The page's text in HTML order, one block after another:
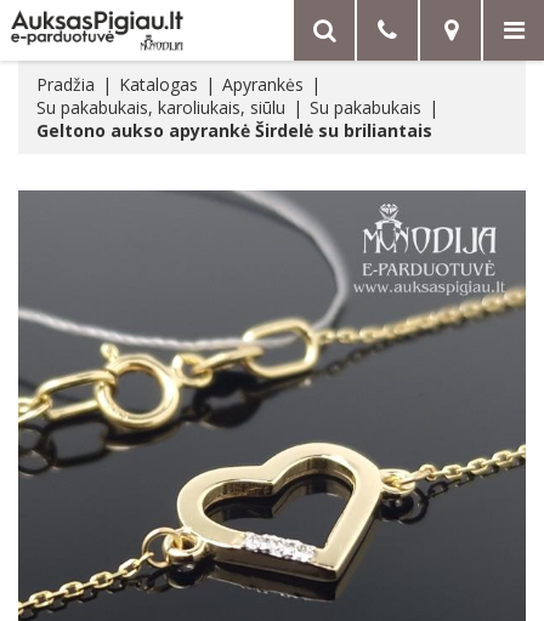
Pradžia Katalogas
Apyrankės
Su pakabukais, karoliukais, siūlu
Su pakabukais
Geltono aukso apyrankė Širdelė su briliantais